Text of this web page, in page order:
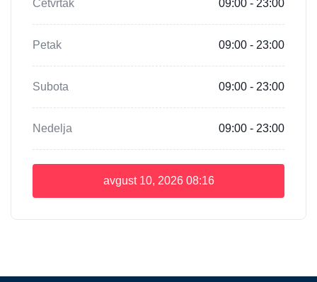
Četvrtak 09:00 - 23:00
Petak 09:00 - 23:00
Subota 09:00 - 23:00
Nedelja 09:00 - 23:00
avgust 10, 2026 08:16